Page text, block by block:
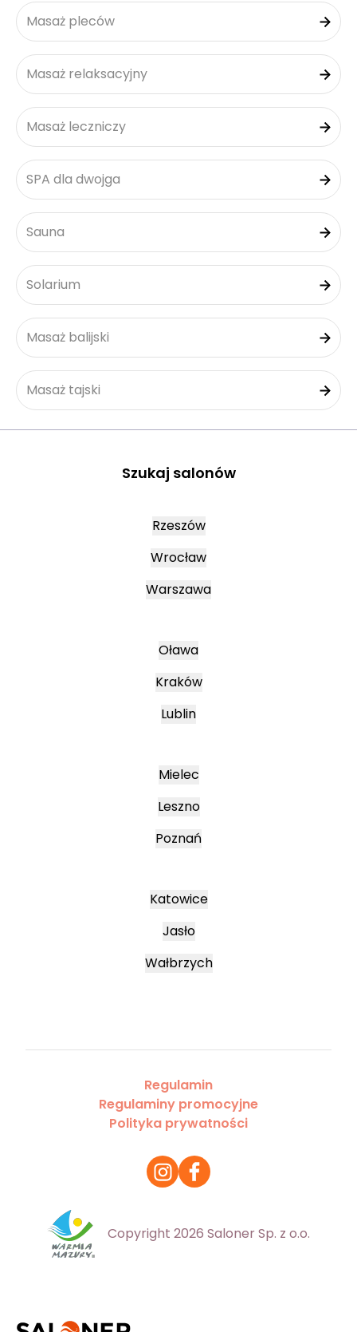
Masaż pleców
Masaż relaksacyjny
Masaż leczniczy
SPA dla dwojga
Sauna
Solarium
Masaż balijski
Masaż tajski
Szukaj salonów
Rzeszów
Wrocław
Warszawa
Oława
Kraków
Lublin
Mielec
Leszno
Poznań
Katowice
Jasło
Wałbrzych
Regulamin
Regulaminy promocyjne
Polityka prywatności
Copyright 2026 Saloner Sp. z o.o.